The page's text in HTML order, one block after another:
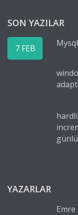
SON YAZILAR
7 FEB
YAZARLAR